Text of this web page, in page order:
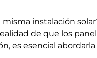
instalación
de que los
es esencial